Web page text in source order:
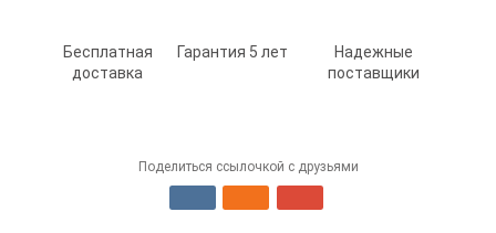
Бесплатная
доставка
Гарантия 5 лет
Надежные
поставщики
Поделиться ссылочкой с друзьями